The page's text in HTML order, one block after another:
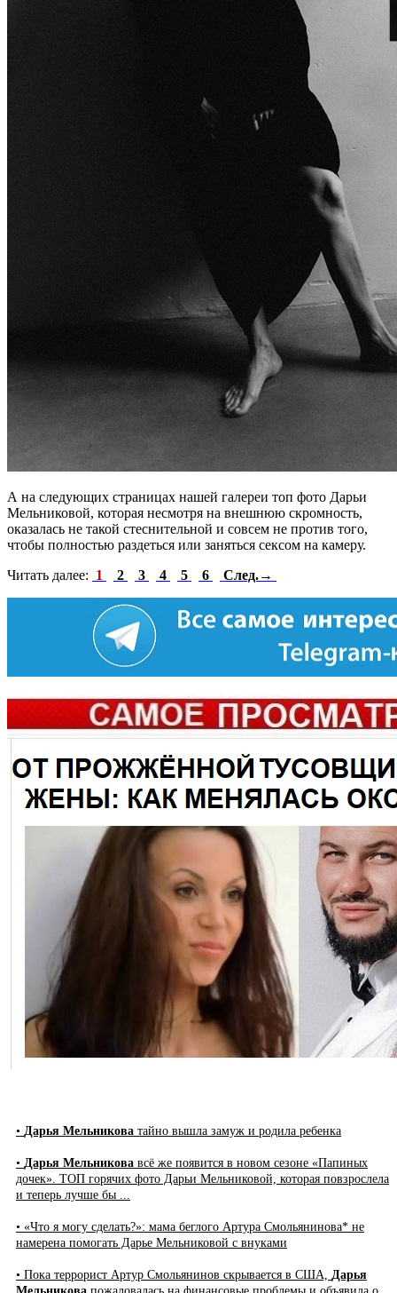
А на следующих страницах нашей галереи топ фото Дарьи
Мельниковой, которая несмотря на внешнюю скромность,
оказалась не такой стеснительной и совсем не против того,
чтобы полностью раздеться или заняться сексом на камеру.
Читать далее: 1 2 3 4 5 6 След.→
• Дарья Мельникова тайно вышла замуж и родила ребенка
• Дарья Мельникова всё же появится в новом сезоне «Папиных
дочек». ТОП горячих фото Дарьи Мельниковой, которая повзрослела
и теперь лучше бы ...
• «Что я могу сделать?»: мама беглого Артура Смольянинова* не
намерена помогать Дарье Мельниковой с внуками
• Пока террорист Артур Смольянинов скрывается в США, Дарья